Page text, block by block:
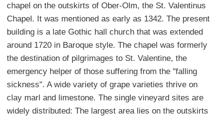
chapel on the outskirts of Ober-Olm, the St. Valentinus
Chapel. It was mentioned as early as 1342. The present
building is a late Gothic hall church that was extended
around 1720 in Baroque style. The chapel was formerly
the destination of pilgrimages to St. Valentine, the
emergency helper of those suffering from the "falling
sickness". A wide variety of grape varieties thrive on
clay marl and limestone. The single vineyard sites are
widely distributed: The largest area lies on the outskirts